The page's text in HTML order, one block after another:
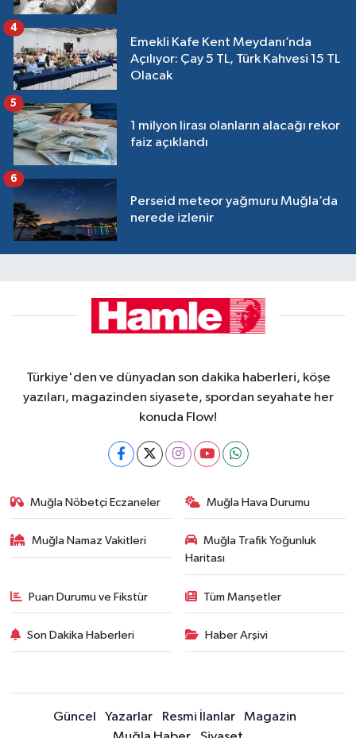
Emekli Kafe Kent Meydanı’nda
Açılıyor: Çay 5 TL, Türk Kahvesi 15 TL
Olacak
4
1 milyon lirası olanların alacağı rekor
faiz açıklandı
5
Perseid meteor yağmuru Muğla’da
nerede izlenir
6
Türkiye'den ve dünyadan son dakika haberleri, köşe
yazıları, magazinden siyasete, spordan seyahate her
konuda Flow!
Muğla Nöbetçi Eczaneler Muğla Hava Durumu
Muğla Namaz Vakitleri
Muğla Trafik Yoğunluk
Haritası
Puan Durumu ve Fikstür Tüm Manşetler
Son Dakika Haberleri Haber Arşivi
Güncel Yazarlar Resmi İlanlar
Magazin